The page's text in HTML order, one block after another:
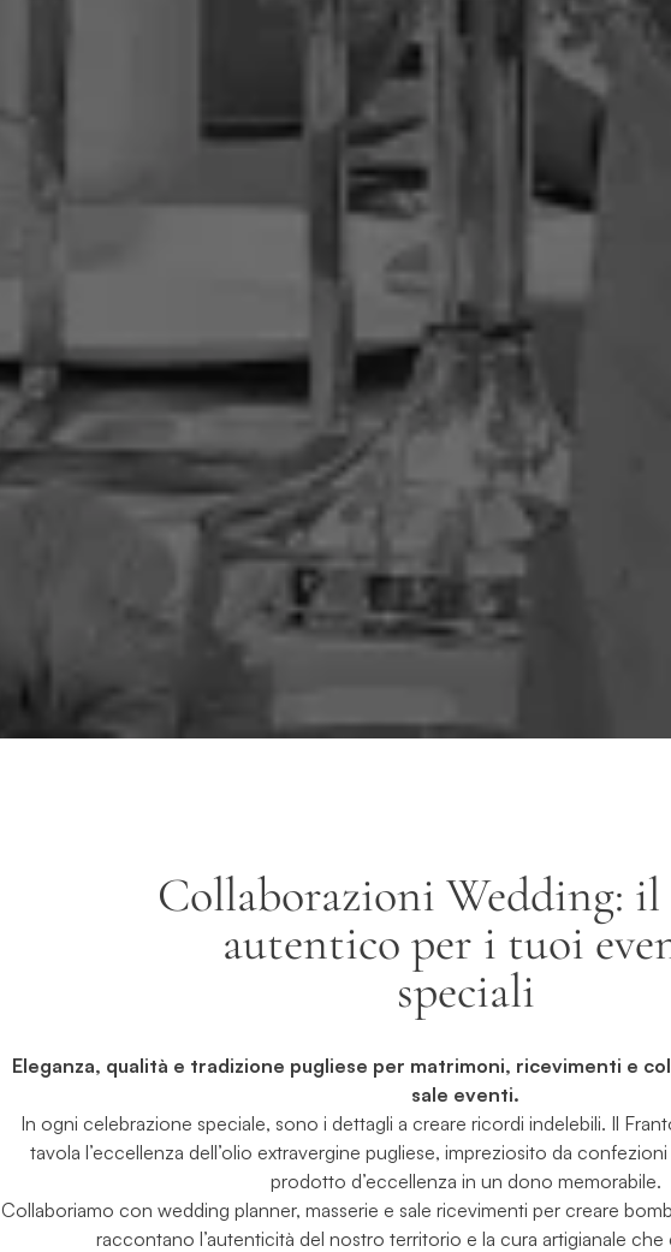
Collaborazioni Wedding: il
autentico per i tuoi
speciali
Eleganza, qualità e tradizione pugliese per matrimoni, ricevimenti e
sale eventi.
In ogni celebrazione speciale, sono i dettagli a creare ricordi indelebili. Il
tavola l’eccellenza dell’olio extravergine pugliese, impreziosito da
prodotto d’eccellenza in un dono memorabile.
Collaboriamo con wedding planner, masserie e sale ricevimenti per creare
raccontano l’autenticità del nostro territorio e la cura artigianale